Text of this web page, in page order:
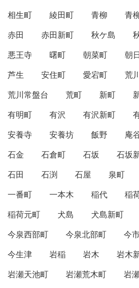
相生町 綾田町 青柳 青
赤田
赤田新町 秋ケ島
悪王寺
曙町 朝菜町 朝
芦生
安住町 愛宕町 荒
荒川常盤台
荒町 新町
有明町
有沢 有沢新町
安養寺
安養坊 飯野 庵
石金
石倉町 石坂 石坂
石田
石渕 石屋 泉町
一番町
一本木 稲代 稲
稲荷元町
犬島 犬島新町
今泉西部町
今泉北部町 今
今生津
岩稲 岩木 岩木
岩瀬天池町
岩瀬荒木町
岩